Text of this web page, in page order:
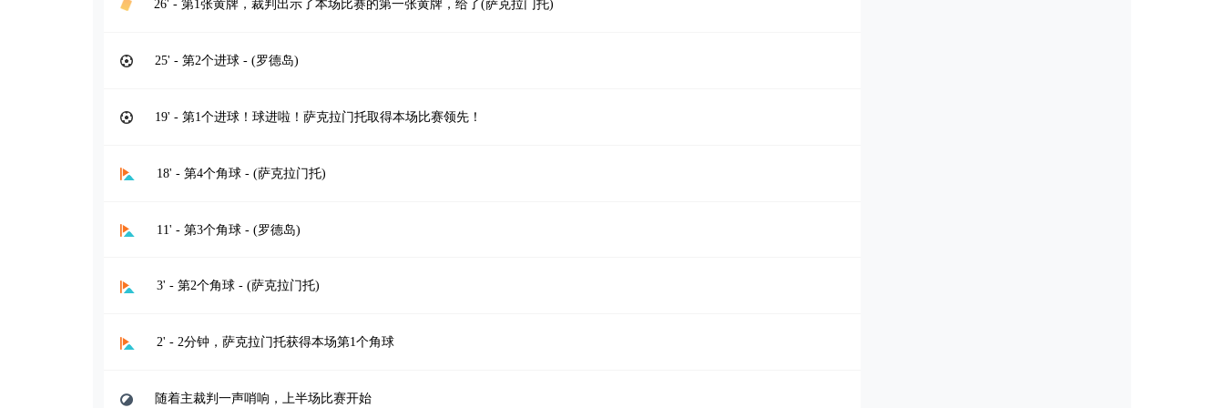
26' - 第1张黄牌，裁判出示了本场比赛的第一张黄牌，给了(萨克拉门托)
25' - 第2个进球 - (罗德岛)
19' - 第1个进球！球进啦！萨克拉门托取得本场比赛领先！
18' - 第4个角球 - (萨克拉门托)
11' - 第3个角球 - (罗德岛)
3' - 第2个角球 - (萨克拉门托)
2' - 2分钟，萨克拉门托获得本场第1个角球
随着主裁判一声哨响，上半场比赛开始